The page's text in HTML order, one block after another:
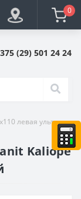
0
(29) 501 24 24
левая ультра
Kaliope